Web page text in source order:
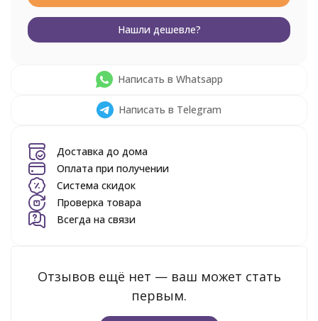
Нашли дешевле?
Написать в Whatsapp
Написать в Telegram
Доставка до дома
Оплата при получении
Система скидок
Проверка товара
Всегда на связи
Отзывов ещё нет — ваш может стать
первым.